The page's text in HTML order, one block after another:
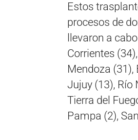
Estos
procesos de
llevaron a
Corrientes
Mendoza (31),
Jujuy (13), Río
Tierra del
Pampa (2),